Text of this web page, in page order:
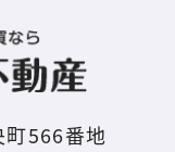
566番地